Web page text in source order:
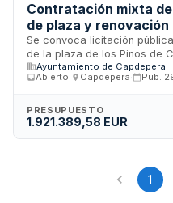
Contratación mixta
de plaza y
servicios
coordinación de
Capdepera
Se convoca licitación
de la plaza de los Pinos de
las redes urbanas en las
el espacio en una zona de
separados: la ejecución de
dirección de obra y
de seguridad y salud
Ayuntamiento de Capdepera
Abierto
Capdepera Pub.
PRESUPUESTO
1.921.389,58 EUR
1